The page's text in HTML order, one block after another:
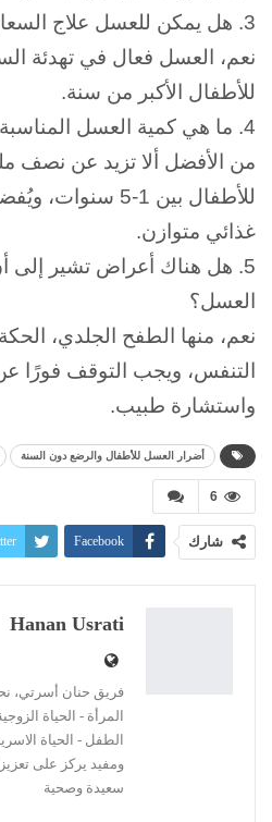
3. هل يمكن للعسل علاج
نعم، العسل فعال في تهدئة
للأطفال الأكبر من سنة.
4. ما هي كمية العسل المناسبة
من الأفضل ألا تزيد عن نصف
للأطفال بين 1-5
غذائي متوازن.
5. هل هناك أعراض تشير
العسل؟
نعم، منها الطفح الجلدي،
التنفس، ويجب التوقف فورًا
واستشارة طبيب.
أضرار العسل للأطفال والرضع دون السنة
6
شارك Facebook
Linkedin
Hanan Usrati
فريق حنان أسرتي،
المرأة - الحياة
الطفل - الحياة
ومفيد يركز على تعزيز
سعيدة وصحية